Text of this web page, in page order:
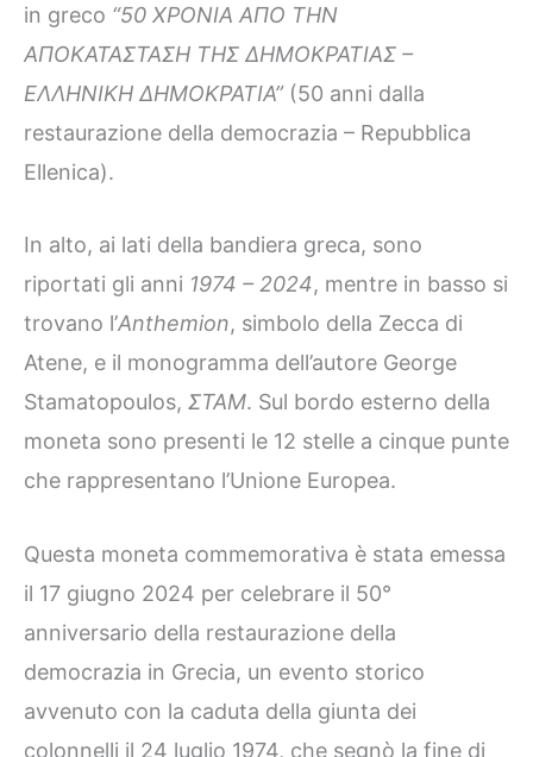
in greco “50 ΧΡΟΝΙΑ ΑΠΟ ΤΗΝ
ΑΠΟΚΑΤΑΣΤΑΣΗ ΤΗΣ ΔΗΜΟΚΡΑΤΙΑΣ –
ΕΛΛΗΝΙΚΗ ΔΗΜΟΚΡΑΤΙΑ”(50 anni dalla
restaurazione della democrazia – Repubblica
Ellenica).
In alto, ai lati della bandiera greca, sono
riportati gli anni 1974 – 2024, mentre in basso si
trovano l’Anthemion, simbolo della Zecca di
Atene, e il monogramma dell’autore George
Stamatopoulos, ΣΤΑΜ. Sul bordo esterno della
moneta sono presenti le 12 stelle a cinque punte
che rappresentano l’Unione Europea.
Questa moneta commemorativa è stata emessa
il 17 giugno 2024 per celebrare il 50°
anniversario della restaurazione della
democrazia in Grecia, un evento storico
avvenuto con la caduta della giunta dei
colonnelli il 24 luglio 1974, che segnò la fine di